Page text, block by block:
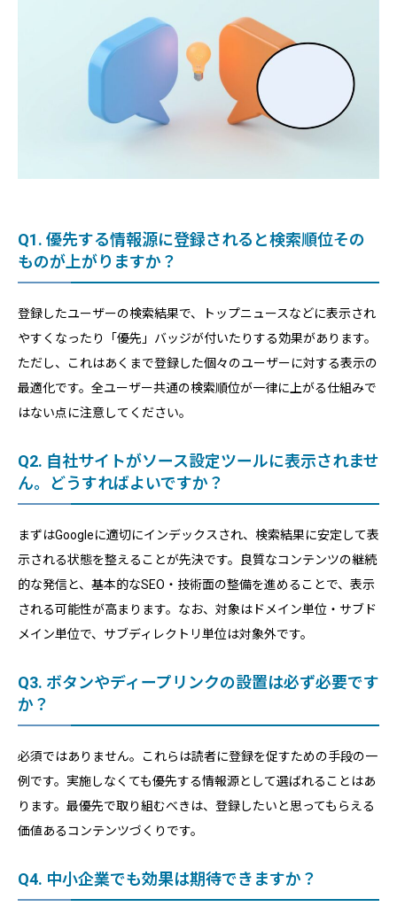
Q1. 優先する情報源に登録されると検索順位その
ものが上がりますか？
登録したユーザーの検索結果で、トップニュースなどに表示され
やすくなったり「優先」バッジが付いたりする効果があります。
ただし、これはあくまで登録した個々のユーザーに対する表示の
最適化です。全ユーザー共通の検索順位が一律に上がる仕組みで
はない点に注意してください。
Q2. 自社サイトがソース設定ツールに表示されませ
ん。どうすればよいですか？
まずはGoogleに適切にインデックスされ、検索結果に安定して表
示される状態を整えることが先決です。良質なコンテンツの継続
的な発信と、基本的なSEO・技術面の整備を進めることで、表示
される可能性が高まります。なお、対象はドメイン単位・サブド
メイン単位で、サブディレクトリ単位は対象外です。
Q3. ボタンやディープリンクの設置は必ず必要です
か？
必須ではありません。これらは読者に登録を促すための手段の一
例です。実施しなくても優先する情報源として選ばれることはあ
ります。最優先で取り組むべきは、登録したいと思ってもらえる
価値あるコンテンツづくりです。
Q4. 中小企業でも効果は期待できますか？